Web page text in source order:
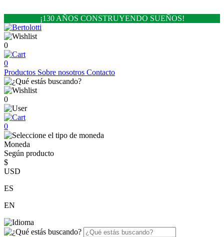
¡130 AÑOS CONSTRUYENDO SUEÑOS!
0
0
Productos Sobre nosotros Contacto
0
0
Moneda
Según producto
$
USD
ES
EN